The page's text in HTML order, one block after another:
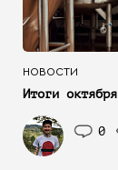
НОВОСТИ
Итоги октября
0